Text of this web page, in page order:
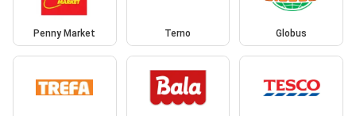
Penny Market Terno Globus